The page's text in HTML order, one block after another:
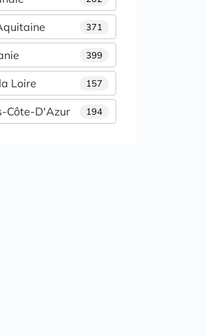
371
399
157
Loire
194
Côte-D'Azur